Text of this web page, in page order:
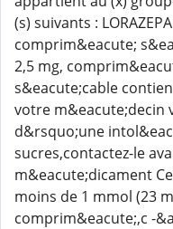
(s) suivants :
comprim&eacute;
2,5 mg,
s&eacute;cable
votre m&eacute;decin
d&rsquo;une
sucres,contactez-le
m&eacute;dicament
moins de 1 mmol (23
comprim&eacute;,c -